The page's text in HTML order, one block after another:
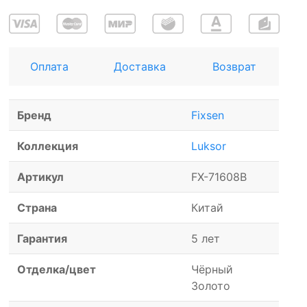
Оплата Доставка Возврат
Бренд Fixsen
Коллекция Luksor
Артикул FX-71608B
Страна Китай
Гарантия 5 лет
Отделка/цвет
Чёрный
Золото